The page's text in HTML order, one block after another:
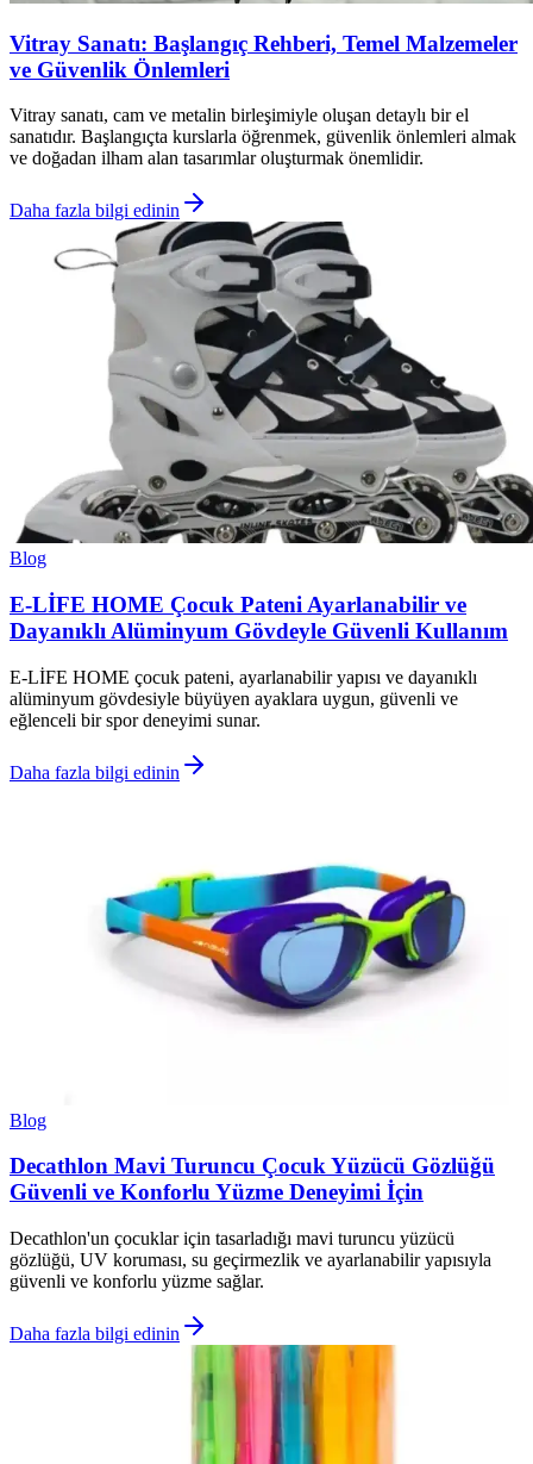
Vitray Sanatı: Başlangıç Rehberi, Temel Malzemeler
ve Güvenlik Önlemleri
Vitray sanatı, cam ve metalin birleşimiyle oluşan detaylı bir el
sanatıdır. Başlangıçta kurslarla öğrenmek, güvenlik önlemleri almak
ve doğadan ilham alan tasarımlar oluşturmak önemlidir.
Daha fazla bilgi edinin
Blog
E-LİFE HOME Çocuk Pateni Ayarlanabilir ve
Dayanıklı Alüminyum Gövdeyle Güvenli Kullanım
E-LİFE HOME çocuk pateni, ayarlanabilir yapısı ve dayanıklı
alüminyum gövdesiyle büyüyen ayaklara uygun, güvenli ve
eğlenceli bir spor deneyimi sunar.
Daha fazla bilgi edinin
Blog
Decathlon Mavi Turuncu Çocuk Yüzücü Gözlüğü
Güvenli ve Konforlu Yüzme Deneyimi İçin
Decathlon'un çocuklar için tasarladığı mavi turuncu yüzücü
gözlüğü, UV koruması, su geçirmezlik ve ayarlanabilir yapısıyla
güvenli ve konforlu yüzme sağlar.
Daha fazla bilgi edinin